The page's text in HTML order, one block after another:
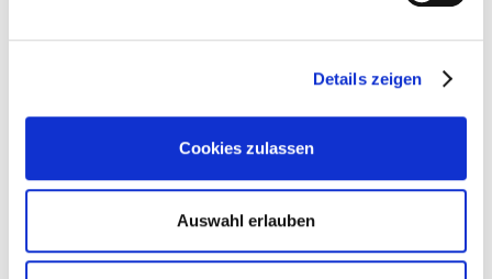
Details zeigen
Cookies zulassen
Auswahl erlauben